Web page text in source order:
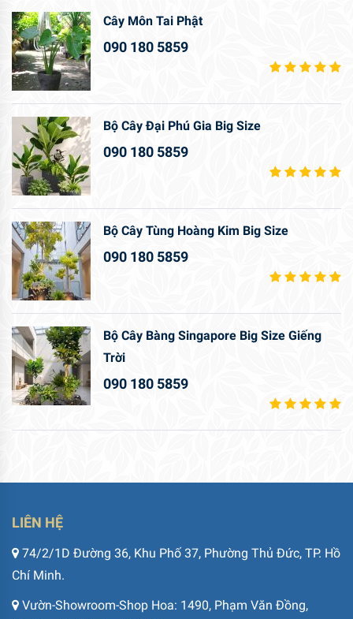
Cây Môn Tai Phật
090 180 5859
Bộ Cây Đại Phú Gia Big Size
090 180 5859
Bộ Cây Tùng Hoàng Kim Big Size
090 180 5859
Bộ Cây Bàng Singapore Big Size Giếng
Trời
090 180 5859
LIÊN HỆ
74/2/1D Đường 36, Khu Phố 37, Phường Thủ Đức, TP. Hồ
Chí Minh.
Vườn-Showroom-Shop Hoa: 1490, Phạm Văn Đồng,